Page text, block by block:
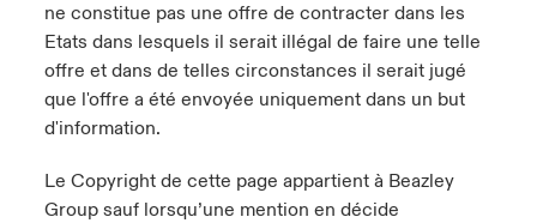
ne constitue pas une offre de contracter dans les
Etats dans lesquels il serait illégal de faire une telle
offre et dans de telles circonstances il serait jugé
que l'offre a été envoyée uniquement dans un but
d'information.
Le Copyright de cette page appartient à Beazley
Group sauf lorsqu’une mention en décide